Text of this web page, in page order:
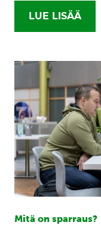
LUE LISÄÄ
Mitä on sparraus?